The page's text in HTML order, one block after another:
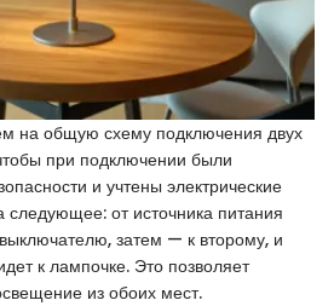
на общую схему подключения двух
при подключении были
и учтены электрические
от источника питания
затем — к второму, и
к лампочке. Это позволяет
из обоих мест.